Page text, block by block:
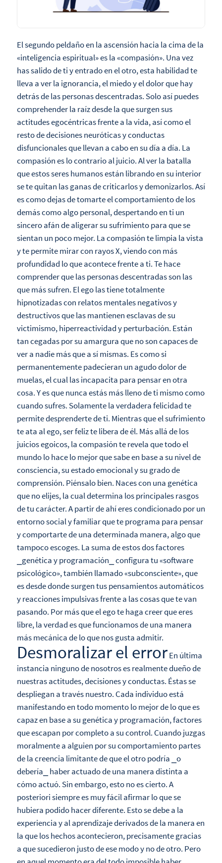
El segundo peldaño en la ascensión hacia la cima de la
«inteligencia espiritual» es la «compasión». Una vez
has salido de ti y entrado en el otro, esta habilidad te
lleva a ver la ignorancia, el miedo y el dolor que hay
detrás de las personas descentradas. Solo así puedes
comprehender la raíz desde la que surgen sus
actitudes egocéntricas frente a la vida, así como el
resto de decisiones neuróticas y conductas
disfuncionales que llevan a cabo en su día a día. La
compasión es lo contrario al juicio. Al ver la batalla
que estos seres humanos están librando en su interior
se te quitan las ganas de criticarlos y demonizarlos. Así
es como dejas de tomarte el comportamiento de los
demás como algo personal, despertando en ti un
sincero afán de aligerar su sufrimiento para que se
sientan un poco mejor. La compasión te limpia la vista
y te permite mirar con rayos X, viendo con más
profundidad lo que acontece frente a ti. Te hace
comprender que las personas descentradas son las
que más sufren. El ego las tiene totalmente
hipnotizadas con relatos mentales negativos y
destructivos que las mantienen esclavas de su
victimismo, hiperreactividad y perturbación. Están
tan cegadas por su amargura que no son capaces de
ver a nadie más que a sí mismas. Es como si
permanentemente padecieran un agudo dolor de
muelas, el cual las incapacita para pensar en otra
cosa. Y es que nunca estás más lleno de ti mismo como
cuando sufres. Solamente la verdadera felicidad te
permite desprenderte de ti. Mientras que el sufrimiento
te ata al ego, ser feliz te libera de él. Más allá de los
juicios egoicos, la compasión te revela que todo el
mundo lo hace lo mejor que sabe en base a su nivel de
consciencia, su estado emocional y su grado de
comprensión. Piénsalo bien. Naces con una genética
que no elijes, la cual determina los principales rasgos
de tu carácter. A partir de ahí eres condicionado por un
entorno social y familiar que te programa para pensar
y comportarte de una determinada manera, algo que
tampoco escoges. La suma de estos dos factores
⎯genética y programación⎯ configura tu «software
psicológico», también llamado «subconsciente», que
es desde donde surgen tus pensamientos automáticos
y reacciones impulsivas frente a las cosas que te van
pasando. Por más que el ego te haga creer que eres
libre, la verdad es que funcionamos de una manera
más mecánica de lo que nos gusta admitir.
Desmoralizar el errorEn última
instancia ninguno de nosotros es realmente dueño de
nuestras actitudes, decisiones y conductas. Éstas se
despliegan a través nuestro. Cada individuo está
manifestando en todo momento lo mejor de lo que es
capaz en base a su genética y programación, factores
que escapan por completo a su control. Cuando juzgas
moralmente a alguien por su comportamiento partes
de la creencia limitante de que el otro podría ⎯o
debería⎯ haber actuado de una manera distinta a
cómo actuó. Sin embargo, esto no es cierto. A
posteriori siempre es muy fácil afirmar lo que se
hubiera podido hacer diferente. Esto se debe a la
experiencia y al aprendizaje derivados de la manera en
la que los hechos acontecieron, precisamente gracias
a que sucedieron justo de ese modo y no de otro. Pero